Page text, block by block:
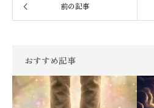
前の記事
おすすめ記事